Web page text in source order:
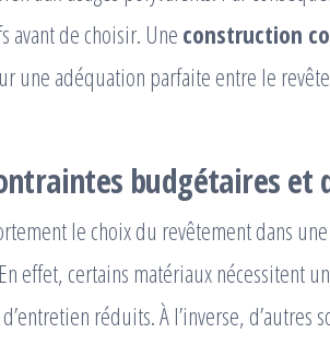
avant de choisir. Une construction
une adéquation parfaite entre le
budgétaires et
le choix du revêtement dans une
effet, certains matériaux nécessitent
réduits. À l’inverse, d’autres